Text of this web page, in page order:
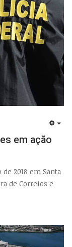
em ação
2018 em Santa
de Correios e